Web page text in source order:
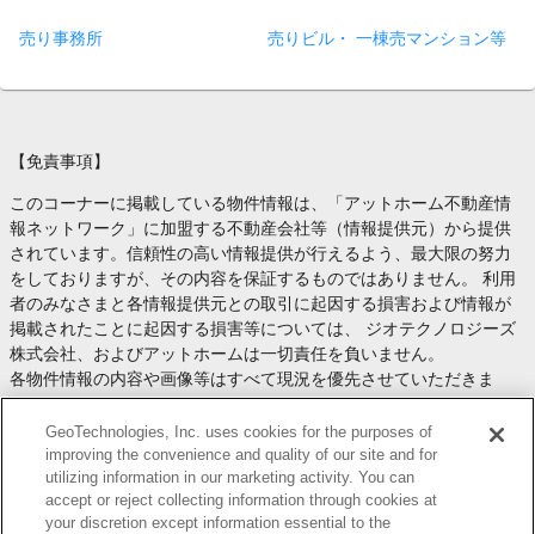
売り事務所 売りビル・ 一棟売マンション等
【免責事項】
このコーナーに掲載している物件情報は、「アットホーム不動産情
報ネットワーク」に加盟する不動産会社等（情報提供元）から提供
されています。信頼性の高い情報提供が行えるよう、最大限の努力
をしておりますが、その内容を保証するものではありません。 利用
者のみなさまと各情報提供元との取引に起因する損害および情報が
掲載されたことに起因する損害等については、 ジオテクノロジーズ
株式会社、およびアットホームは一切責任を負いません。
各物件情報の内容や画像等はすべて現況を優先させていただきま
す。
お取引等（お取引の準備、資金調達等を含みます）の際には、内容
や契約条件等について、 各情報提供元より十分な説明を受け、ご自
身でご確認の上、判断してください。
このコーナーへの物件情報のご掲載、その他不動産業務ソリューシ
ョン等についての不動産会社様のお問合せはこちら
GeoTechnologies, Inc. uses cookies for the purposes of
improving the convenience and quality of our site and for
utilizing information in our marketing activity. You can
accept or reject collecting information through cookies at
your discretion except information essential to the